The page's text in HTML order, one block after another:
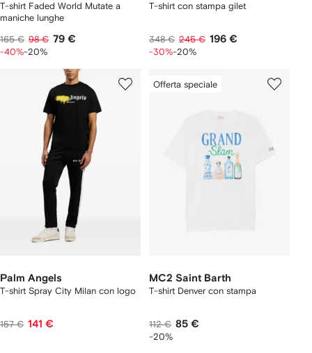
T-shirt Faded World Mutate a
maniche lunghe
165 € 98 € 79 €
-40%-20%
T-shirt con stampa gilet
348 € 245 € 196 €
-30%-20%
Palm Angels
T-shirt Spray City Milan con logo
157 € 141 €
Offerta speciale
MC2 Saint Barth
T-shirt Denver con stampa
112 € 85 €
-20%